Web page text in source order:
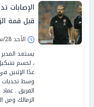
الإصابات
قبل قمة
الأحد 28/سبتمبر/2025 - 02:44 م
يستعد
، لحسم
غدًا الإثنين
وسط تحديات
الفريق .
الزمالك ومن